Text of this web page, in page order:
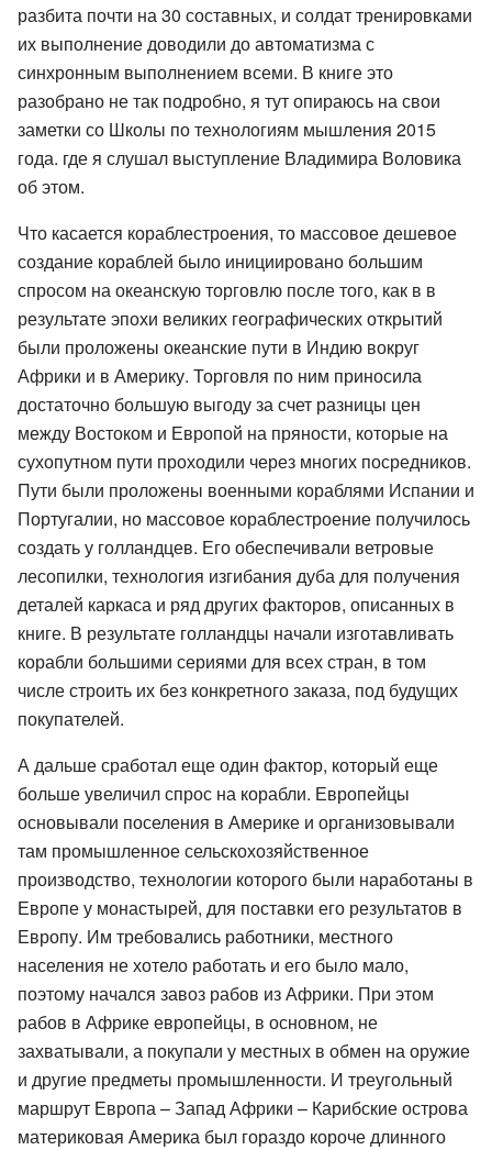
разбита почти на 30 составных, и солдат тренировками
их выполнение доводили до автоматизма с
синхронным выполнением всеми. В книге это
разобрано не так подробно, я тут опираюсь на свои
заметки со Школы по технологиям мышления 2015
года. где я слушал выступление Владимира Воловика
об этом.
Что касается кораблестроения, то массовое дешевое
создание кораблей было инициировано большим
спросом на океанскую торговлю после того, как в в
результате эпохи великих географических открытий
были проложены океанские пути в Индию вокруг
Африки и в Америку. Торговля по ним приносила
достаточно большую выгоду за счет разницы цен
между Востоком и Европой на пряности, которые на
сухопутном пути проходили через многих посредников.
Пути были проложены военными кораблями Испании и
Португалии, но массовое кораблестроение получилось
создать у голландцев. Его обеспечивали ветровые
лесопилки, технология изгибания дуба для получения
деталей каркаса и ряд других факторов, описанных в
книге. В результате голландцы начали изготавливать
корабли большими сериями для всех стран, в том
числе строить их без конкретного заказа, под будущих
покупателей.
А дальше сработал еще один фактор, который еще
больше увеличил спрос на корабли. Европейцы
основывали поселения в Америке и организовывали
там промышленное сельскохозяйственное
производство, технологии которого были наработаны в
Европе у монастырей, для поставки его результатов в
Европу. Им требовались работники, местного
населения не хотело работать и его было мало,
поэтому начался завоз рабов из Африки. При этом
рабов в Африке европейцы, в основном, не
захватывали, а покупали у местных в обмен на оружие
и другие предметы промышленности. И треугольный
маршрут Европа – Запад Африки – Карибские острова
материковая Америка был гораздо короче длинного